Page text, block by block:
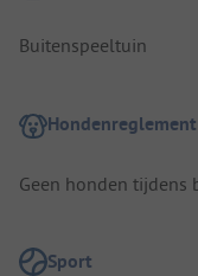
Buitenspeeltuin
Hondenreglement
Geen honden tijdens
Sport